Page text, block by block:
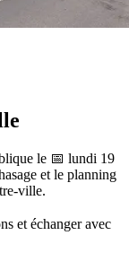
le 📅 lundi 19
et le planning
ville.
et échanger avec